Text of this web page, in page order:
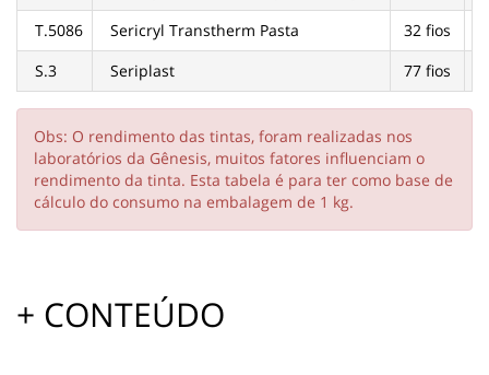
T.5086
Sericryl Transtherm Pasta
32 fios
S.3
Seriplast 77 fios
Obs: O rendimento das tintas, foram realizadas nos
laboratórios da Gênesis, muitos fatores influenciam o
rendimento da tinta. Esta tabela é para ter como base de
cálculo do consumo na embalagem de 1 kg.
+ CONTEÚDO